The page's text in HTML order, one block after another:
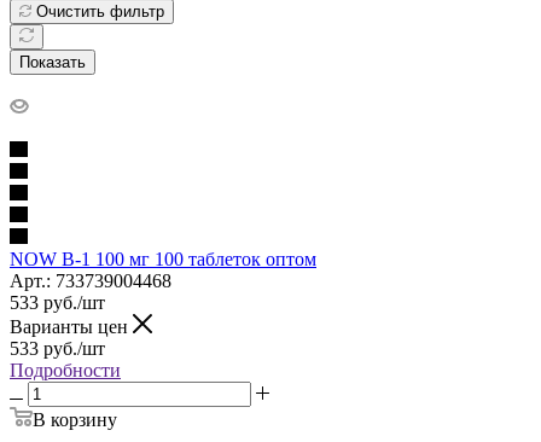
Очистить фильтр
Показать
NOW B-1 100 мг 100 таблеток оптом
Арт.: 733739004468
533 руб./шт
Варианты цен
533 руб./шт
Подробности
В корзину